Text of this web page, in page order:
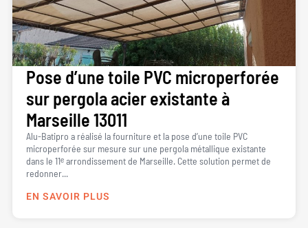
Pose d’une toile PVC microperforée
sur pergola acier existante à
Marseille 13011
Alu-Batipro a réalisé la fourniture et la pose d’une toile PVC
microperforée sur mesure sur une pergola métallique existante
dans le 11ᵉ arrondissement de Marseille. Cette solution permet de
redonner...
EN SAVOIR PLUS